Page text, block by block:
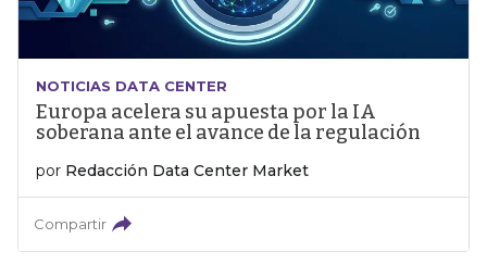
NOTICIAS DATA CENTER
Europa acelera su apuesta por la IA
soberana ante el avance de la regulación
por Redacción Data Center Market
Compartir